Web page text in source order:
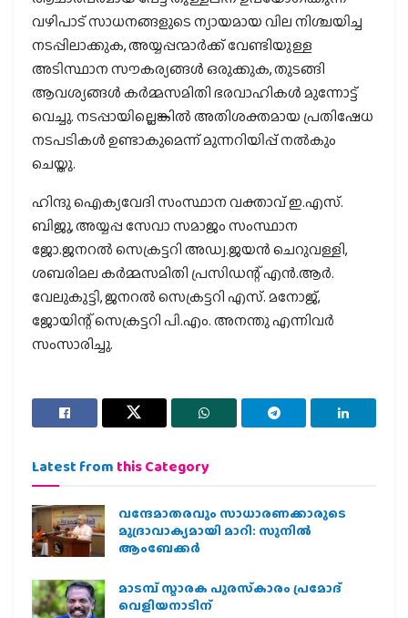
വഴിപാട് സാധനങ്ങളുടെ ന്യായമായ വില നിശ്ചയിച്ച
നടപ്പിലാക്കുക, അയ്യപ്പന്മാര്‍ക്ക് വേണ്ടിയുള്ള
അടിസ്ഥാന സൗകര്യങ്ങള്‍ ഒരുക്കുക, തുടങ്ങി
ആവശ്യങ്ങള്‍ കര്‍മ്മസമിതി ഭരവാഹികള്‍ മുന്നോട്ട്
വെച്ചു. നടപ്പായില്ലെങ്കില്‍ അതിശക്തമായ പ്രതിഷേധ
നടപടികള്‍ ഉണ്ടാകുമെന്ന് മുന്നറിയിപ്പ് നല്‍കും
ചെയ്തു.
ഹിന്ദു ഐക്യവേദി സംസ്ഥാന വക്താവ് ഇ.എസ്.
ബിജു, അയ്യപ്പ സേവാ സമാജം സംസ്ഥാന
ജോ.ജനറല്‍ സെക്രട്ടറി അഡ്വ.ജയന്‍ ചെറുവള്ളി,
ശബരിമല കര്‍മ്മസമിതി പ്രസിഡന്റ് എന്‍.ആര്‍.
വേലുകുട്ടി, ജനറല്‍ സെക്രട്ടറി എസ്. മനോജ്,
ജോയിന്റ് സെക്രട്ടറി പി.എം. അനന്തു എന്നിവര്‍
സംസാരിച്ചു.
Latest from this Category
വന്ദേമാതരവും സാധാരണക്കാരുടെ
മുദ്രാവാക്യമായി മാറി: സുനിൽ
ആംബേക്കർ
മാടമ്പ് സ്മാരക പുരസ്‌കാരം പ്രമോദ്
വെളിയനാടിന്